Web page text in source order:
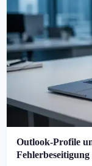
Outlook-Profile
Fehlerbeseitigung